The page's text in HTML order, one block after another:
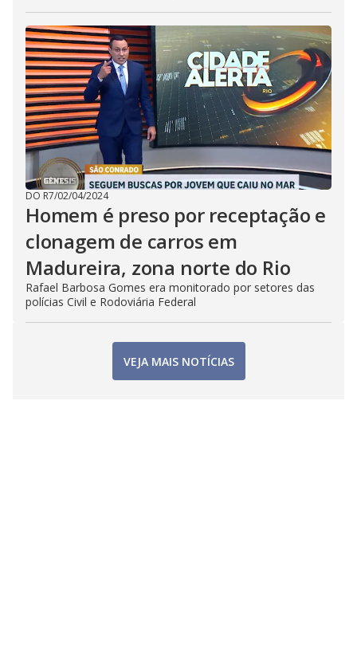
DO R7/02/04/2024
Homem é preso por receptação e
clonagem de carros em
Madureira, zona norte do Rio
Rafael Barbosa Gomes era monitorado por setores das
polícias Civil e Rodoviária Federal
VEJA MAIS NOTÍCIAS